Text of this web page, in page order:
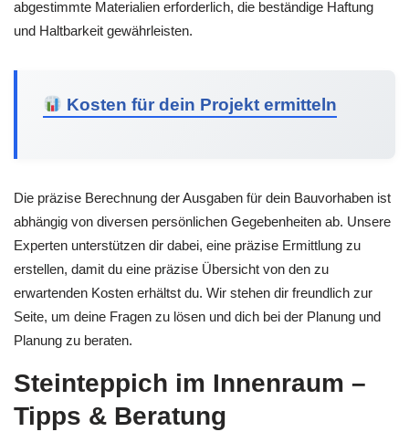
abgestimmte Materialien erforderlich, die beständige Haftung
und Haltbarkeit gewährleisten.
Kosten für dein Projekt ermitteln
Die präzise Berechnung der Ausgaben für dein Bauvorhaben ist
abhängig von diversen persönlichen Gegebenheiten ab. Unsere
Experten unterstützen dir dabei, eine präzise Ermittlung zu
erstellen, damit du eine präzise Übersicht von den zu
erwartenden Kosten erhältst du. Wir stehen dir freundlich zur
Seite, um deine Fragen zu lösen und dich bei der Planung und
Planung zu beraten.
Steinteppich im Innenraum –
Tipps & Beratung